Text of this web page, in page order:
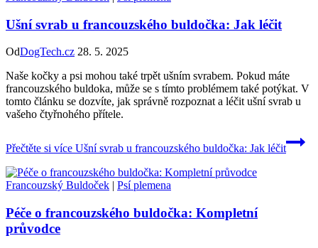
Ušní svrab u francouzského buldočka: Jak léčit
OdDogTech.cz 28. 5. 2025
Naše kočky a psi mohou také trpět ušním svrabem. Pokud máte
francouzského buldoka, může se s tímto problémem také potýkat. V
tomto článku se dozvíte, jak správně rozpoznat a léčit ušní svrab u
vašeho čtyřnohého přítele.
Přečtěte si více Ušní svrab u francouzského buldočka: Jak léčit
Francouzský Buldoček | Psí plemena
Péče o francouzského buldočka: Kompletní
průvodce